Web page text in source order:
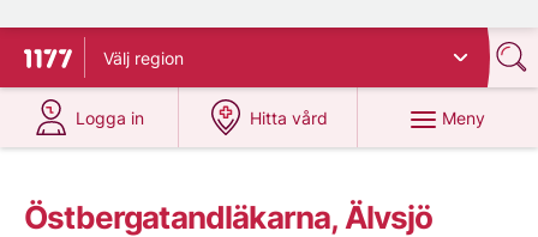
Till startsidan för 1177
Välj region
Logga in
på 1177.se
Hitta vård
på 1177.se
Meny
Östbergatandläkarna, Älvsjö